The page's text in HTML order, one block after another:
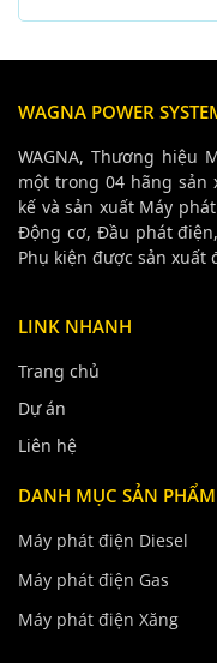
WAGNA POWER
WAGNA, Thương hiệu
một trong 04 hãng
kế và sản xuất Máy
Động cơ, Đầu phát
Phụ kiện được sản xuất
LINK NHANH
Trang chủ
Dự án
Liên hệ
DANH MỤC SẢN PHẨM
Máy phát điện Diesel
Máy phát điện Gas
Máy phát điện Xăng